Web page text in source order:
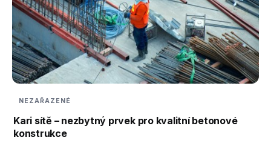
NEZAŘAZENÉ
Kari sítě – nezbytný prvek pro kvalitní betonové
konstrukce